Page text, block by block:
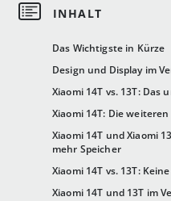
Das Wichtigste in Kürze
Design und Display im
Xiaomi 14T vs. 13T: Das
Xiaomi 14T: Die
Xiaomi 14T und Xiaomi
mehr Speicher
Xiaomi 14T vs. 13T:
Xiaomi 14T und 13T im